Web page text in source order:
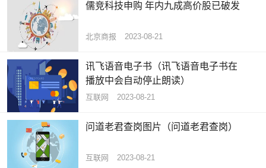
儒竞科技申购 年内九成高价股已破发
北京商报 2023-08-21
讯飞语音电子书（讯飞语音电子书在
播放中会自动停止朗读）
互联网 2023-08-21
问道老君查岗图片（问道老君查岗）
互联网 2023-08-21